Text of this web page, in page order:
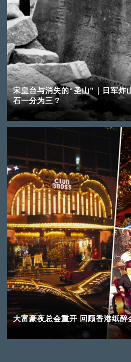
宋皇台与消失的“圣山”｜日军炸
石一分为三？
大富豪夜总会重开 回顾香港纸醉